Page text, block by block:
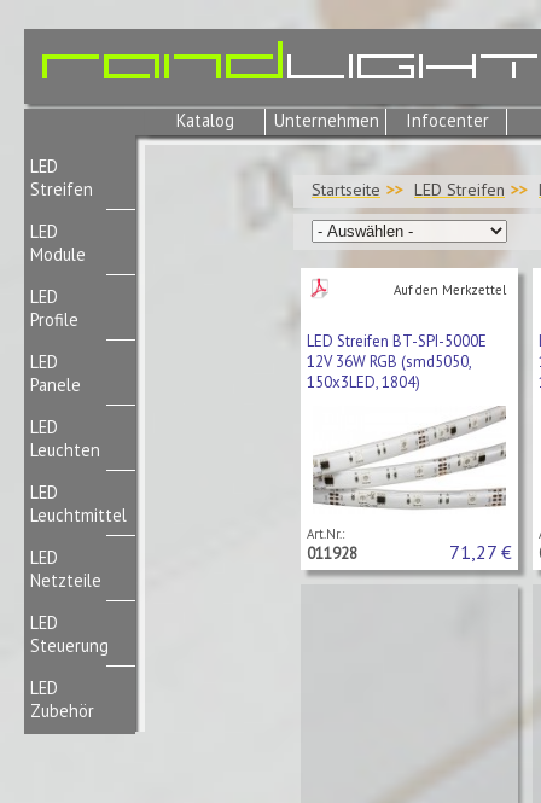
Katalog Unternehmen
Infocenter
LED
Streifen
LED
Module
LED
Profile
LED
Panele
LED
Leuchten
LED
Leuchtmittel
LED
Netzteile
LED
Steuerung
LED
Zubehör
Startseite LED Streifen
Auf den Merkzettel
LED Streifen BT-SPI-5000E
12V 36W RGB (smd5050,
150x3LED, 1804)
Art.Nr.:
011928 71,27 €